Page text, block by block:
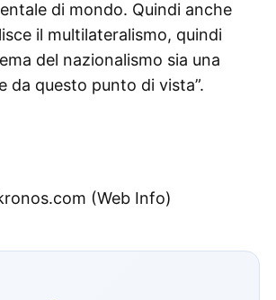
di mondo. Quindi anche
il multilateralismo, quindi
del nazionalismo sia una
da questo punto di vista”.
(Web Info)